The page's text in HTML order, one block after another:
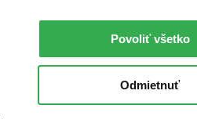
Povoliť všetko
Odmietnuť